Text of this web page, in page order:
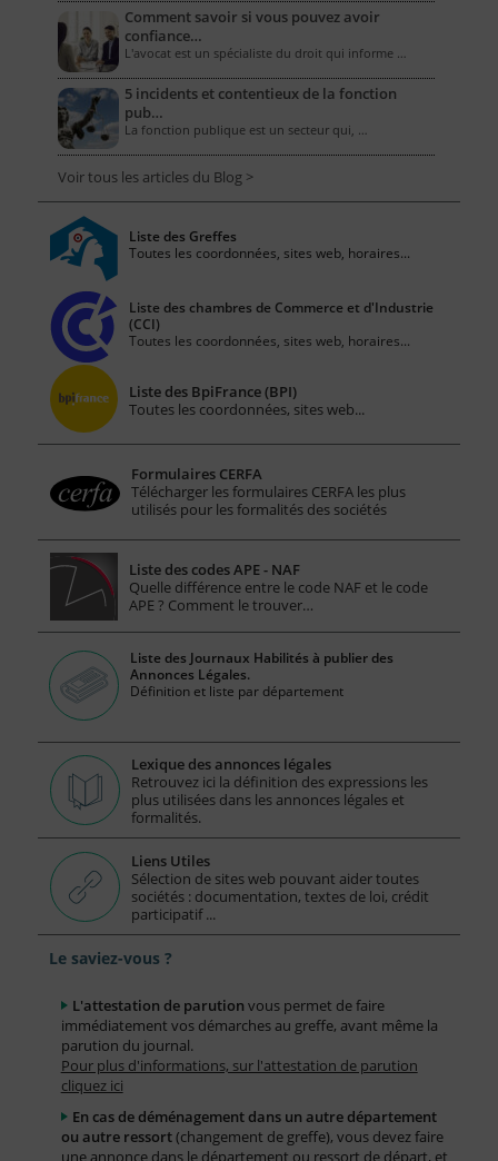
Comment savoir si vous pouvez avoir
confiance…
L'avocat est un spécialiste du droit qui informe …
5 incidents et contentieux de la fonction
pub…
La fonction publique est un secteur qui, …
Voir tous les articles du Blog >
Liste des Greffes
Toutes les coordonnées, sites web, horaires...
Liste des chambres de Commerce et d'Industrie
(CCI)
Toutes les coordonnées, sites web, horaires...
Liste des BpiFrance (BPI)
Toutes les coordonnées, sites web...
Formulaires CERFA
Télécharger les formulaires CERFA les plus
utilisés pour les formalités des sociétés
Liste des codes APE - NAF
Quelle différence entre le code NAF et le code
APE ? Comment le trouver…
Liste des Journaux Habilités à publier des
Annonces Légales.
Définition et liste par département
Lexique des annonces légales
Retrouvez ici la définition des expressions les
plus utilisées dans les annonces légales et
formalités.
Liens Utiles
Sélection de sites web pouvant aider toutes
sociétés : documentation, textes de loi, crédit
participatif ...
Le saviez-vous ?
L'attestation de parution vous permet de faire
immédiatement vos démarches au greffe, avant même la
parution du journal.
Pour plus d'informations, sur l'attestation de parution
cliquez ici
En cas de déménagement dans un autre département
ou autre ressort(changement de greffe), vous devez faire
une annonce dans le département ou ressort de départ, et